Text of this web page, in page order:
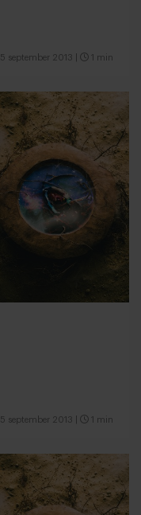
5 september 2013 1 min
5 september 2013 1 min